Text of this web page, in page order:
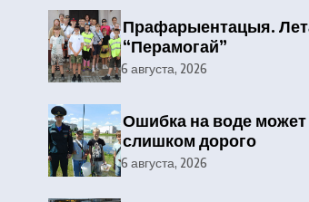
Прафарыентацыя.
“Перамогай”
6 августа, 2026
Ошибка на воде может
слишком дорого
6 августа, 2026